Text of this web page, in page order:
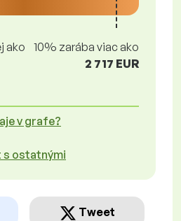
ako
10% zarába viac ako
2 717 EUR
v grafe?
s ostatnými
Tweet